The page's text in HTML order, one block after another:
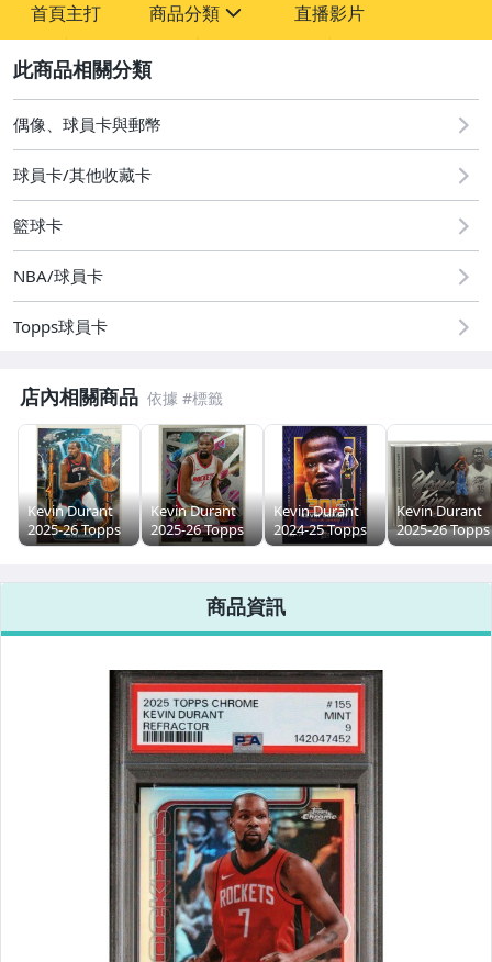
首頁主打 商品分類
玩具、模型與公仔
偶像、球員卡與郵幣
直播影片
偶像、球員卡與郵幣
球員卡/其他收藏卡
籃球卡
NBA/球員卡
Topps球員卡
店內相關商品
Kevin Durant
2025-26 Topps
Cosmic Chrome
Extraterrestrial
Kevin Durant
2025-26 Topps
Cosmic Chrome
頓火箭 杜蘭特
Kevin Durant
2024-25 Topps
Now NBA #11
太陽 3萬分 球員
卡
Kevin Durant
2025-26 Topps
Bowman
Basketball
員卡
商品資訊